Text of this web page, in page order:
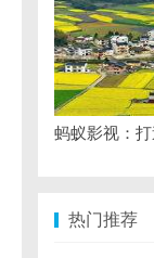
热门推荐